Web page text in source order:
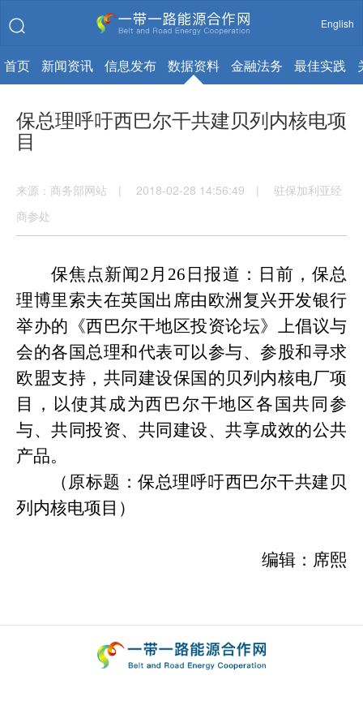
English
首页 新闻资讯 信息发布 数据资料 金融法务 最佳实践
保总理呼吁西巴尔干共建贝列内核电项
目
来源：商务部网站 | 2018-02-28 14:56:49 | 驻保加利亚经
商参处
保焦点新闻2 月 26 日报道：日前，保总
理博里索夫在英国出席由欧洲复兴开发银行
举办的《西巴尔干地区投资论坛》上倡议与
会的各国总理和代表可以参与、参股和寻求
欧盟支持，共同建设保国的贝列内核电厂项
目，以使其成为西巴尔干地区各国共同参
与、共同投资、共同建设、共享成效的公共
产品。
（原标题：保总理呼吁西巴尔干共建贝
列内核电项目）
编辑：席熙